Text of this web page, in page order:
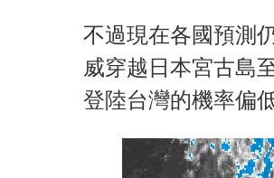
不過現在各國預測
威穿越日本宮古島
登陸台灣的機率偏